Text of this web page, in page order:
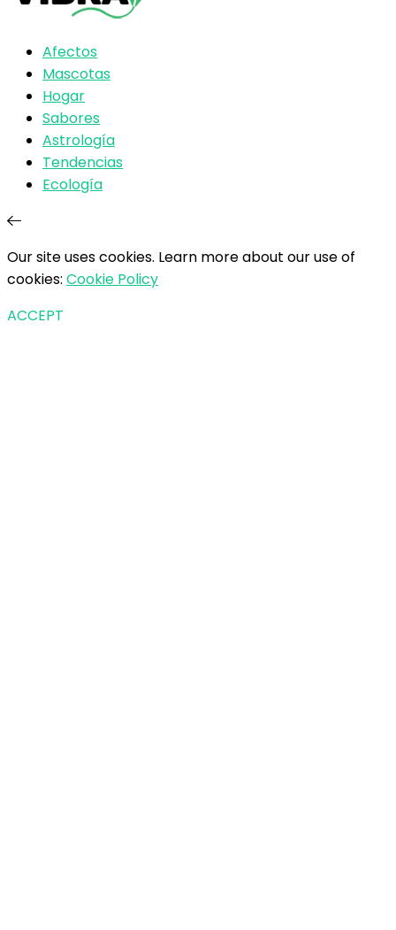
Afectos
Mascotas
Hogar
Sabores
Astrología
Tendencias
Ecología
Our site uses cookies. Learn more about our use of
cookies: Cookie Policy
ACCEPT